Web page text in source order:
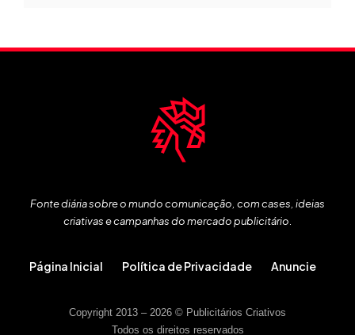
Fonte diária sobre o mundo comunicação, com cases, ideias
criativas e campanhas do mercado publicitário.
Página Inicial Política de Privacidade Anuncie
Copyright 2013 – 2026 © Publicitários Criativos
Todos os direitos reservados